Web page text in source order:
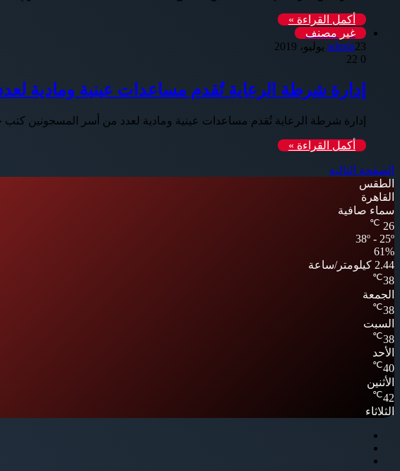
أكمل القراءة »
غير مصنف
admin23 يوليو، 2019
0
إدارة شرطة الرعاية تُقدم مساعدات عينية ومادية
إدارة شرطة الرعاية تُقدم مساعدات عينية ومادية لعدد من أسر المسجونين كتب
أكمل القراءة »
الصفحة التالية
الطقس
القاهرة
سماء صافية
26
℃
38º - 25º
61%
2.44 كيلومتر/ساعة
38
℃
الجمعة
38
℃
السبت
38
℃
الأحد
40
℃
الأثنين
42
℃
الثلاثاء